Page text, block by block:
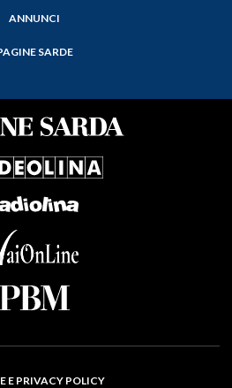
ANNUNCI
SARDE
E PRIVACY POLICY